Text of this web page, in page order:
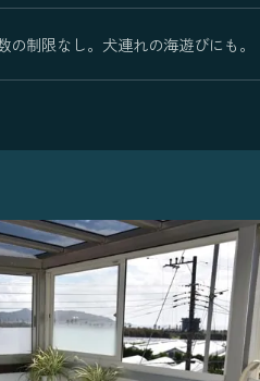
の制限なし。犬連れの海遊びにも。